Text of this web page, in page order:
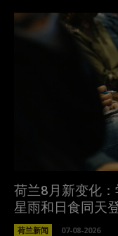
荷兰8月新变化
星雨和日食同天
荷兰新闻 07-08-2026